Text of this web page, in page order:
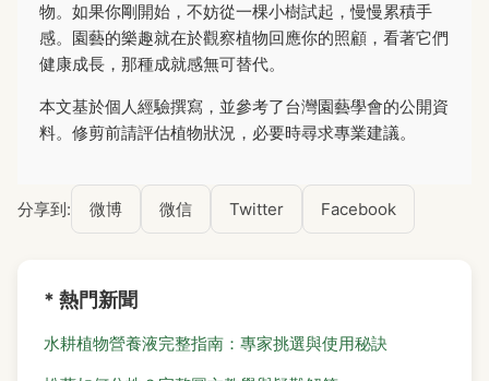
物。如果你剛開始，不妨從一棵小樹試起，慢慢累積手
感。園藝的樂趣就在於觀察植物回應你的照顧，看著它們
健康成長，那種成就感無可替代。
本文基於個人經驗撰寫，並參考了台灣園藝學會的公開資
料。修剪前請評估植物狀況，必要時尋求專業建議。
分享到: 微博 微信 Twitter Facebook
* 熱門新聞
水耕植物營養液完整指南：專家挑選與使用秘訣